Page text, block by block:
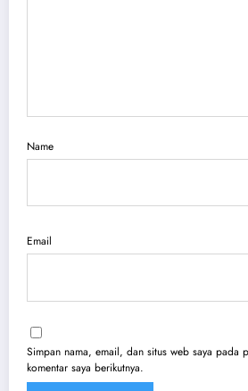
Name
Email
Simpan nama, email, dan situs web saya pada
komentar saya berikutnya.